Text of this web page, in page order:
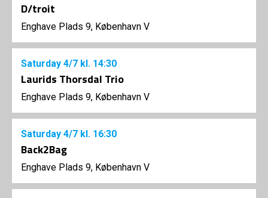
D/troit
Enghave Plads 9, København V
Saturday 4/7 kl. 14:30
Laurids Thorsdal Trio
Enghave Plads 9, København V
Saturday 4/7 kl. 16:30
Back2Bag
Enghave Plads 9, København V